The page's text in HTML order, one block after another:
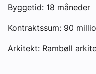
Byggetid: 18 måneder
Kontraktssum: 90
Arkitekt: Rambøll